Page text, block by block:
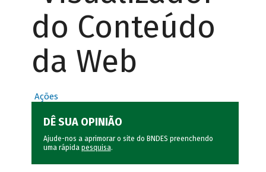
do Conteúdo
da Web
Ações
DÊ SUA OPINIÃO
Ajude-nos a aprimorar o site do BNDES preenchendo
uma rápida pesquisa.